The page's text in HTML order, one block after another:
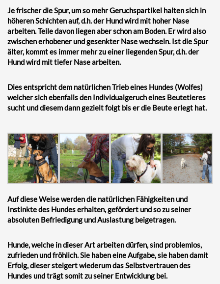
Je frischer die Spur, um so mehr Geruchspartikel halten sich in
höheren Schichten auf, d.h. der Hund wird mit hoher Nase
arbeiten. Teile davon liegen aber schon am Boden. Er wird also
zwischen erhobener und gesenkter Nase wechseln. Ist die Spur
älter, kommt es immer mehr zu einer liegenden Spur, d.h. der
Hund wird mit tiefer Nase arbeiten.
Dies entspricht dem natürlichen Trieb eines Hundes (Wolfes)
welcher sich ebenfalls den Individualgeruch eines Beutetieres
sucht und diesem dann gezielt folgt bis er die Beute erlegt hat.
Auf diese Weise werden die natürlichen Fähigkeiten und
Instinkte des Hundes erhalten, gefördert und so zu seiner
absoluten Befriedigung und Auslastung beigetragen.
Hunde, welche in dieser Art arbeiten dürfen, sind problemlos,
zufrieden und fröhlich. Sie haben eine Aufgabe, sie haben damit
Erfolg, dieser steigert wiederum das Selbstvertrauen des
Hundes und trägt somit zu seiner Entwicklung bei.